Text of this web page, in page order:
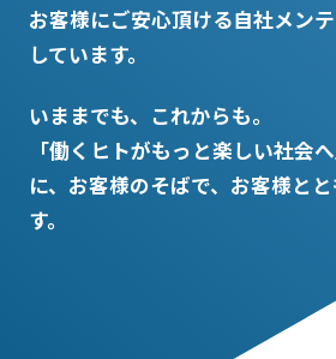
お客様にご安心頂ける自社メン
しています。
いままでも、これからも。
「働くヒトがもっと楽しい社会
に、 お客様のそばで、お客様と
す。